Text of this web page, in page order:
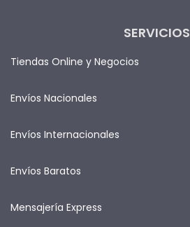
SERVICIOS
Tiendas Online y Negocios
Envíos Nacionales
Envíos Internacionales
Envíos Baratos
Mensajería Express